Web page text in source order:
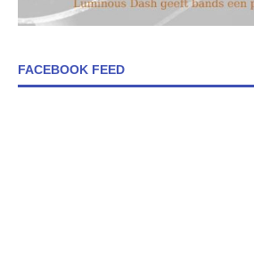
FACEBOOK FEED